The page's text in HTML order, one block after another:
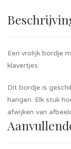
Een vrolijk bordje
klavertjes.
Dit bordje is
hangen. Elk stuk
afwijken van